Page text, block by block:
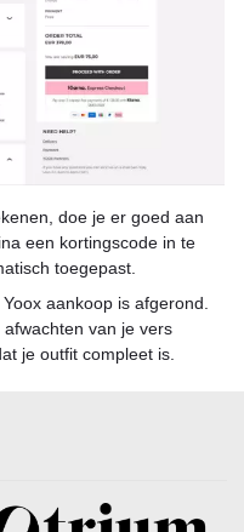
doe je er goed aan
een kortingscode in te
toegepast.
aankoop is afgerond.
van je vers
je outfit compleet is.